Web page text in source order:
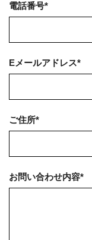
電話番号*
Eメールアドレス*
ご住所*
お問い合わせ内容*